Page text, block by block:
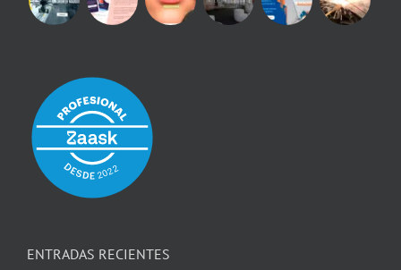
ENTRADAS RECIENTES